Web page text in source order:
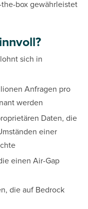
the-box gewährleistet
sich in
Anfragen pro
werden
Daten, die
einer
einen Air-Gap
die auf Bedrock